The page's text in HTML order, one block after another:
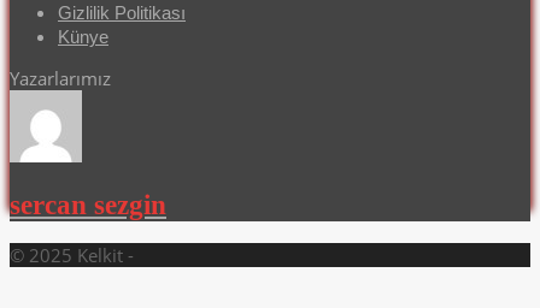
Gizlilik Politikası
Künye
Yazarlarımız
sercan sezgin
© 2025 Kelkit -